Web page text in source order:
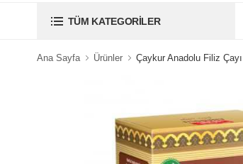
TÜM KATEGORILER
Ana Sayfa Ürünler Çaykur Anadolu Filiz